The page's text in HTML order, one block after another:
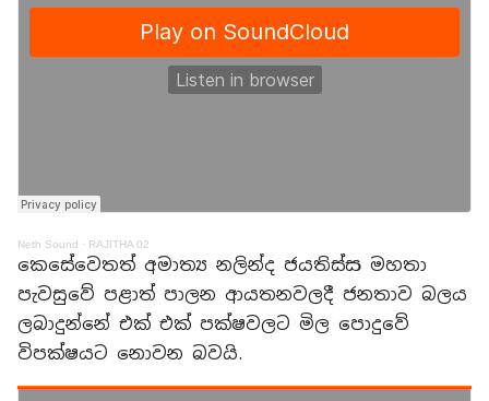
Neth Sound · RAJITHA 02
කෙසේවෙතත් අමාත්‍ය නලින්ද ජයතිස්ස මහතා
පැවසුවේ පළාත් පාලන ආයතනවලදී ජනතාව බලය
ලබාදුන්නේ එක් එක් පක්ෂවලට මිල පොදුවේ
විපක්ෂයට නොවන බවයි.